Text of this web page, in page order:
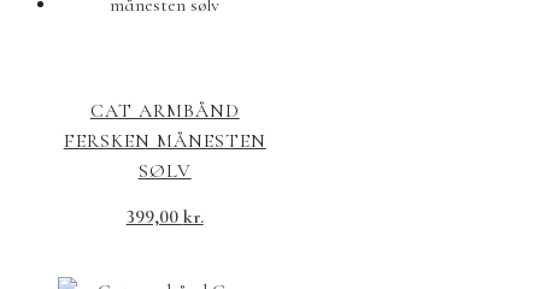
CAT ARMBÅND
FERSKEN MÅNESTEN
SØLV
399,00 kr.